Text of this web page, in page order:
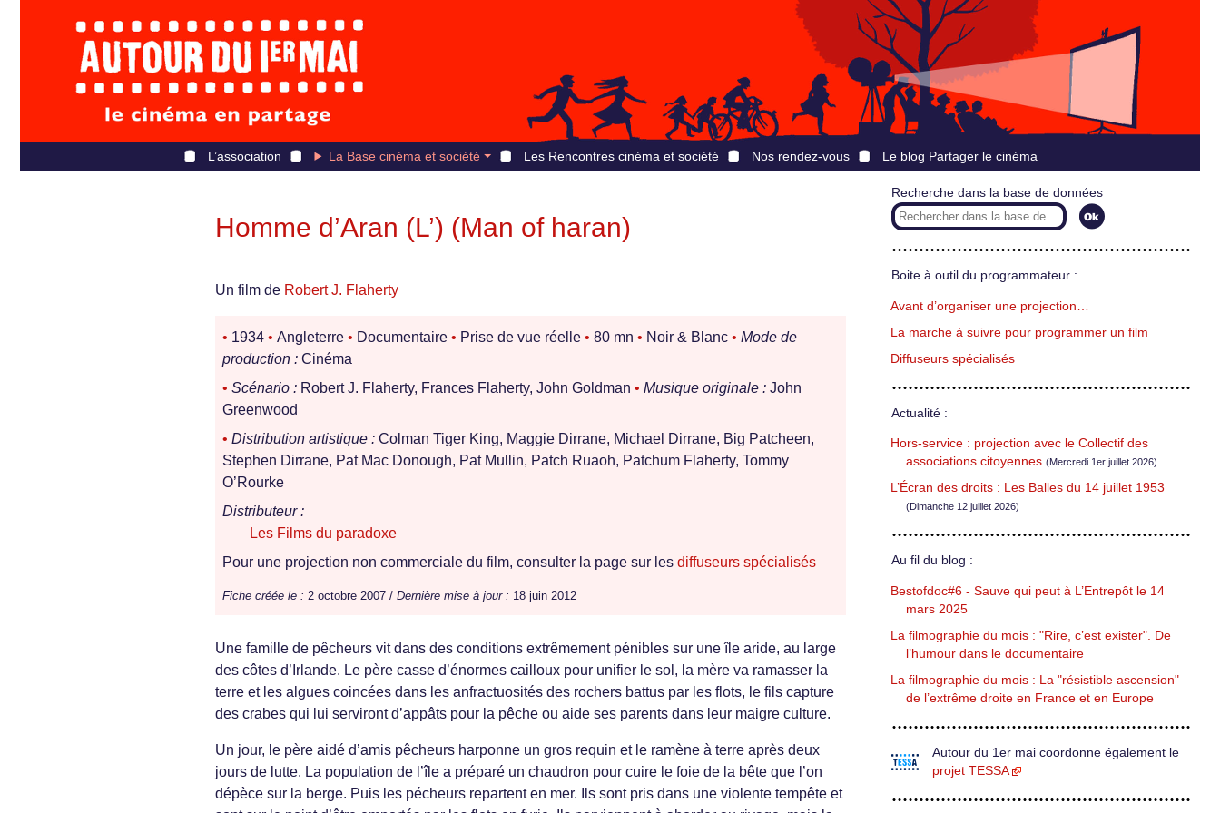
L’association La Base cinéma et société Les Rencontres cinéma et société Nos rendez-vous Le blog Partager le cinéma
Homme d’Aran (L’) (Man of haran)
Un film de Robert J. Flaherty
• 1934 • Angleterre • Documentaire • Prise de vue réelle • 80 mn • Noir & Blanc • Mode de
production : Cinéma
• Scénario : Robert J. Flaherty, Frances Flaherty, John Goldman • Musique originale : John
Greenwood
• Distribution artistique : Colman Tiger King, Maggie Dirrane, Michael Dirrane, Big Patcheen,
Stephen Dirrane, Pat Mac Donough, Pat Mullin, Patch Ruaoh, Patchum Flaherty, Tommy
O’Rourke
Distributeur :
Les Films du paradoxe
Pour une projection non commerciale du film, consulter la page sur les diffuseurs spécialisés
Fiche créée le : 2 octobre 2007 / Dernière mise à jour : 18 juin 2012
Une famille de pêcheurs vit dans des conditions extrêmement pénibles sur une île aride, au large
des côtes d’Irlande. Le père casse d’énormes cailloux pour unifier le sol, la mère va ramasser la
terre et les algues coincées dans les anfractuosités des rochers battus par les flots, le fils capture
des crabes qui lui serviront d’appâts pour la pêche ou aide ses parents dans leur maigre culture.
Un jour, le père aidé d’amis pêcheurs harponne un gros requin et le ramène à terre après deux
jours de lutte. La population de l’île a préparé un chaudron pour cuire le foie de la bête que l’on
dépèce sur la berge. Puis les pécheurs repartent en mer. Ils sont pris dans une violente tempête et
Recherche dans la base de données
Boite à outil du programmateur :
Avant d’organiser une projection…
La marche à suivre pour programmer un film
Diffuseurs spécialisés
Actualité :
Hors-service : projection avec le Collectif des
associations citoyennes (Mercredi 1er juillet 2026)
L’Écran des droits : Les Balles du 14 juillet 1953
(Dimanche 12 juillet 2026)
Au fil du blog :
Bestofdoc#6 - Sauve qui peut à L’Entrepôt le 14
mars 2025
La filmographie du mois : "Rire, c’est exister". De
l’humour dans le documentaire
La filmographie du mois : La "résistible ascension"
de l’extrême droite en France et en Europe
Autour du 1er mai coordonne également le
projet TESSA